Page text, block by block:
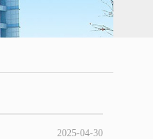
2025-04-30